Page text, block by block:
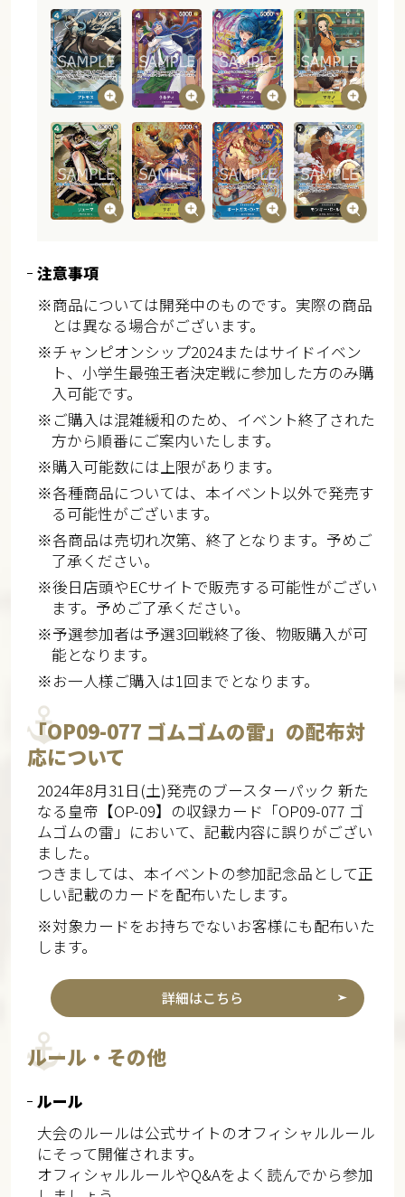
注意事項
※商品については開発中のものです。実際の商品
とは異なる場合がございます。
※チャンピオンシップ2024またはサイドイベン
ト、小学生最強王者決定戦に参加した方のみ購
入可能です。
※ご購入は混雑緩和のため、イベント終了された
方から順番にご案内いたします。
※購入可能数には上限があります。
※各種商品については、本イベント以外で発売す
る可能性がございます。
※各商品は売切れ次第、終了となります。予めご
了承ください。
※後日店頭やECサイトで販売する可能性がござい
ます。予めご了承ください。
※予選参加者は予選3回戦終了後、物販購入が可
能となります。
※お一人様ご購入は1回までとなります。
「OP09-077 ゴムゴムの雷」の配布対
応について
2024年8月31日(土)発売のブースターパック 新た
なる皇帝【OP-09】の収録カード「OP09-077 ゴ
ムゴムの雷」において、記載内容に誤りがござい
ました。
つきましては、本イベントの参加記念品として正
しい記載のカードを配布いたします。
※対象カードをお持ちでないお客様にも配布いた
します。
詳細はこちら
ルール・その他
ルール
大会のルールは公式サイトのオフィシャルルール
にそって開催されます。
オフィシャルルールやQ&Aをよく読んでから参加